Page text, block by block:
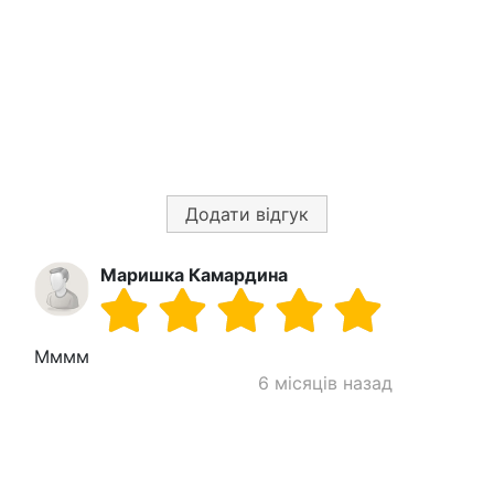
Додати відгук
Маришка Камардина
Мммм
6 місяців назад